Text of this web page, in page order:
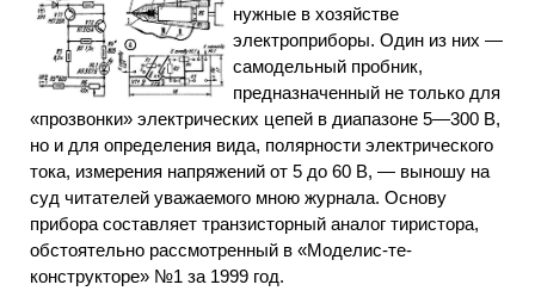
нужные в хозяйстве
электроприборы. Один из них —
самодельный пробник,
предназначенный не только для
«прозвонки» электрических цепей в диапазоне 5—300 В,
но и для определения вида, полярности электрического
тока, измерения напряжений от 5 до 60 В, — выношу на
суд читателей уважаемого мною журнала. Основу
прибора составляет транзисторный аналог тиристора,
обстоятельно рассмотренный в «Моделис-те-
конструкторе» №1 за 1999 год.